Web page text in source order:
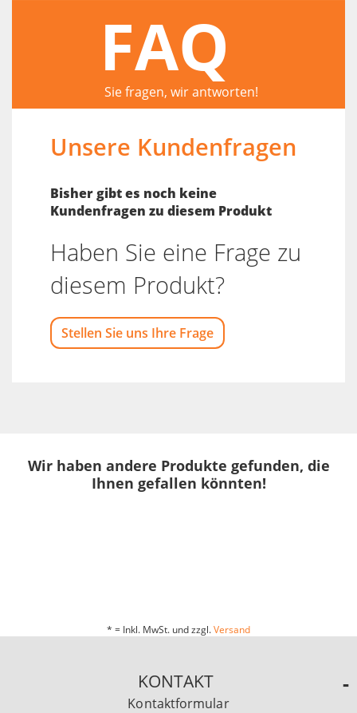
FAQ
Sie fragen, wir antworten!
Unsere Kundenfragen
Bisher gibt es noch keine
Kundenfragen zu diesem Produkt
Haben Sie eine Frage zu
diesem Produkt?
Stellen Sie uns Ihre Frage
Wir haben andere Produkte gefunden, die
Ihnen gefallen könnten!
* = Inkl. MwSt. und zzgl.Versand
KONTAKT
Kontaktformular